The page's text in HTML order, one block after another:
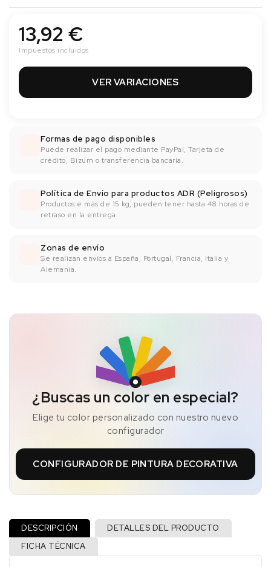
13,92 €
Impuestos incluidos
VER VARIACIONES
Formas de pago disponibles
Puede realizar el pago mediante PayPal, Tarjeta de
crédito, Bizum o transferencia bancaría.
Política de Envío para productos ADR (Peligrosos)
Productos e más de 15 kg, pueden tener hasta 48 horas de
retraso en la entrega.
Zonas de envío
Se realizan envíos a España, Portugal, Francia, Italia y
Alemania.
¿Buscas un color en especial?
Elige tu color personalizado con nuestro nuevo
configurador
CONFIGURADOR DE PINTURA DECORATIVA
DESCRIPCIÓN
DETALLES DEL PRODUCTO
FICHA TÉCNICA